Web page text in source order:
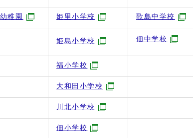
稚園 姫里小学校 歌島中学校
姫島小学校 佃中学校
福小学校
大和田小学校
川北小学校
佃小学校